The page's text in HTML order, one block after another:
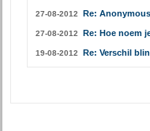
27-08-2012 Re:
27-08-2012 Re: Hoe noem
19-08-2012 Re: Verschil